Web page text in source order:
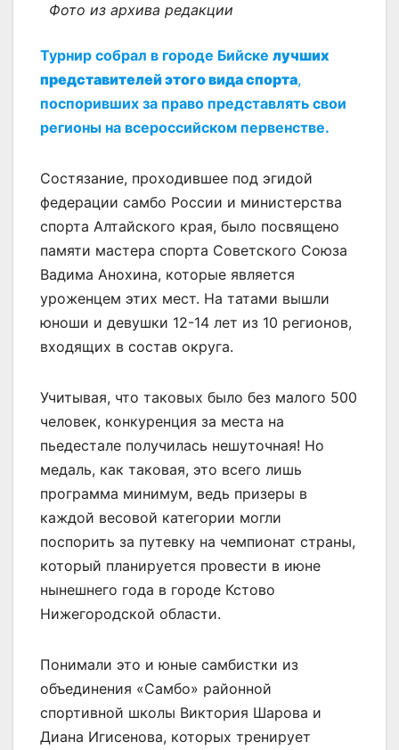
Фото из архива редакции
Турнир собрал в городе Бийске лучших
представителей этого вида спорта,
поспоривших за право представлять свои
регионы на всероссийском первенстве.
Состязание, проходившее под эгидой
федерации самбо России и министерства
спорта Алтайского края, было посвящено
памяти мастера спорта Советского Союза
Вадима Анохина, которые является
уроженцем этих мест. На татами вышли
юноши и девушки 12-14 лет из 10 регионов,
входящих в состав округа.
Учитывая, что таковых было без малого 500
человек, конкуренция за места на
пьедестале получилась нешуточная! Но
медаль, как таковая, это всего лишь
программа минимум, ведь призеры в
каждой весовой категории могли
поспорить за путевку на чемпионат страны,
который планируется провести в июне
нынешнего года в городе Кстово
Нижегородской области.
Понимали это и юные самбистки из
объединения «Самбо» районной
спортивной школы Виктория Шарова и
Диана Игисенова, которых тренирует